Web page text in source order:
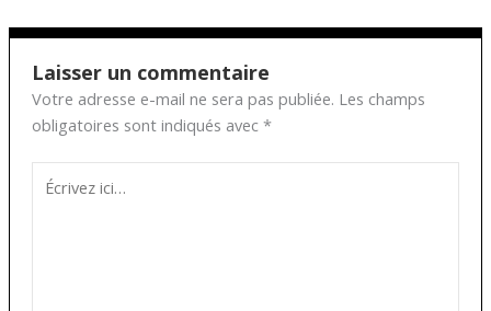
Laisser un commentaire
Votre adresse e-mail ne sera pas publiée. Les champs
obligatoires sont indiqués avec *
Écrivez
ici…